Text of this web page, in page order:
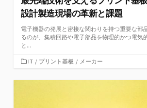
設計製造現場の革新と課題
電子機器の発展と密接な関わりを持つ重要な部
るのが、集積回路や電子部品を物理的かつ電気
と...
カ
ゴ
IT / プリント基板 / メーカー